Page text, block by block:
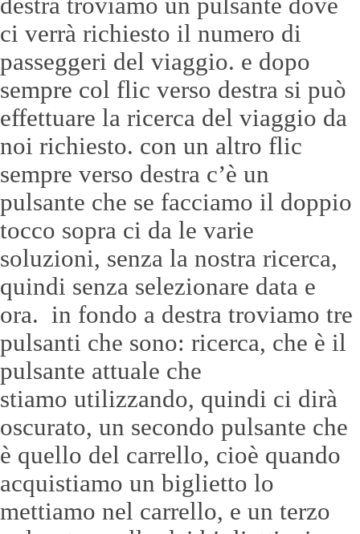
destra troviamo un pulsante dove
ci verrà richiesto il numero di
passeggeri del viaggio. e dopo
sempre col flic verso destra si può
effettuare la ricerca del viaggio da
noi richiesto. con un altro flic
sempre verso destra c’è un
pulsante che se facciamo il doppio
tocco sopra ci da le varie
soluzioni, senza la nostra ricerca,
quindi senza selezionare data e
ora. in fondo a destra troviamo tre
pulsanti che sono: ricerca, che è il
pulsante attuale che
stiamo utilizzando, quindi ci dirà
oscurato, un secondo pulsante che
è quello del carrello, cioè quando
acquistiamo un biglietto lo
mettiamo nel carrello, e un terzo